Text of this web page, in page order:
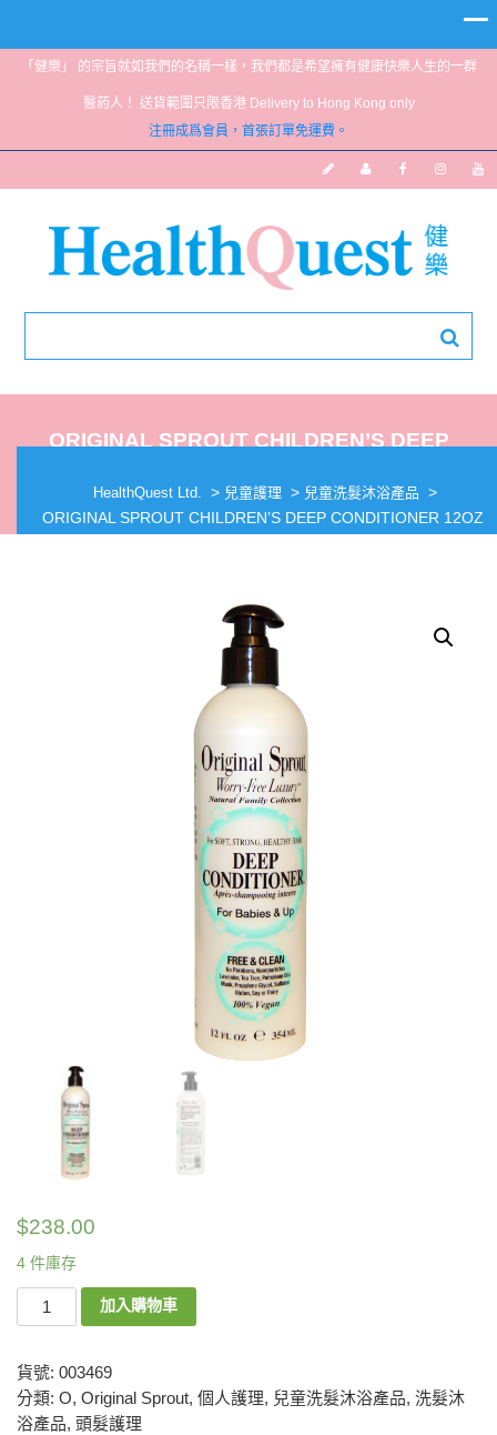
「健樂」 的宗旨就如我們的名稱一樣，我們都是希望擁有健康快樂人生的一群
醫葯人！ 送貨範圍只限香港 Delivery to Hong Kong only
注冊成爲會員，首張訂單免運費。
ORIGINAL SPROUT CHILDREN’S DEEP
HealthQuest Ltd. > 兒童護理 > 兒童洗髮沐浴產品 >
ORIGINAL SPROUT CHILDREN’S DEEP CONDITIONER 12OZ
$238.00
4 件庫存
加入購物車
貨號: 003469
分類: O, Original Sprout, 個人護理, 兒童洗髮沐浴產品, 洗髮沐
浴產品, 頭髮護理